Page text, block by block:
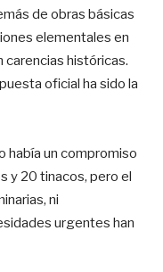
de obras básicas
elementales en
carencias históricas.
oficial ha sido la
había un compromiso
y 20 tinacos, pero el
ni
urgentes han